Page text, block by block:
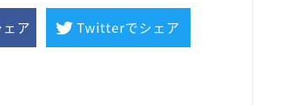
ア Twitterでシェア